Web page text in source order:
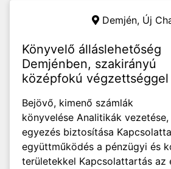
Demjén, Új
Könyvelő álláslehetőség
Demjénben, szakirányú
középfokú végzettséggel
Bejövő, kimenő számlák
könyvelése Analitikák
egyezés biztosítása
együttműködés a pénzügyi és
területekkel Kapcsolattartás az